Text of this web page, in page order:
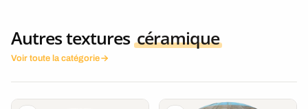
Autres textures céramique
Voir toute la catégorie